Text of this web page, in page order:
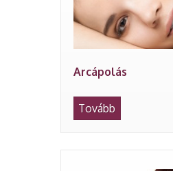
Arcápolás
Tovább